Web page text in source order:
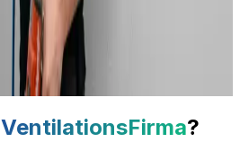
VentilationsFirma?